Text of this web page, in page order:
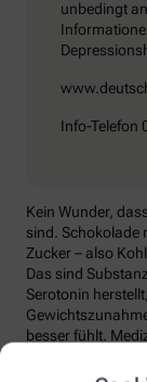
unbedingt
Info-Telefon
Kein Wunder,
sind. Schokolade
Zucker – also
Das sind
Serotonin
besser fühlt.